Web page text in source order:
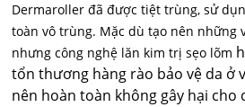
Dermaroller đã được tiệt trùng, sử
toàn vô trùng. Mặc dù tạo nên những
nhưng công nghệ lăn kim trị sẹo lõm
tổn thương hàng rào bảo vệ da ở
nên hoàn toàn không gây hại cho